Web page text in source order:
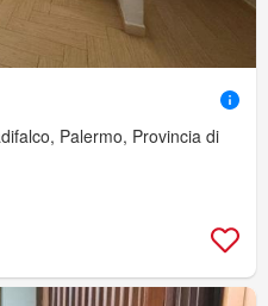
Palermo, Provincia di